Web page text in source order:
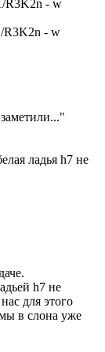
R3K2n - w
R3K2n - w
ладья h7 не
h7 не
для этого
в слона уже